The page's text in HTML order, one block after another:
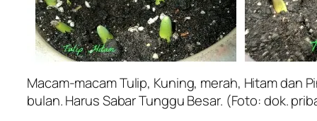
Macam-macam Tulip, Kuning, merah, Hitam dan
bulan. Harus Sabar Tunggu Besar. (Foto: dok.